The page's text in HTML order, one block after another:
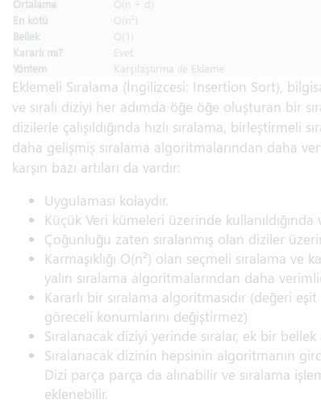
Ortalama
O(n + d)
En kötü
O(n²)
Bellek
O(1)
Kararlı mı?
Evet
Yöntem
Karşılaştırma ile Ekleme
Eklemeli Sıralama (İngilizcesi: Insertion Sort),
ve sıralı diziyi her adımda öğe öğe oluşturan bir
dizilerle çalışıldığında hızlı sıralama, birleştirmeli
daha gelişmiş sıralama algoritmalarından daha
karşın bazı artıları da vardır:
Uygulaması kolaydır.
Küçük Veri kümeleri üzerinde kullanıldığında
Çoğunluğu zaten sıralanmış olan diziler
Karmaşıklığı O(n²) olan seçmeli sıralama ve
yalın sıralama algoritmalarından daha
Kararlı bir sıralama algoritmasıdır (değeri
göreceli konumlarını değiştirmez)
Sıralanacak diziyi yerinde sıralar, ek bir
Sıralanacak dizinin hepsinin algoritmanın
Dizi parça parça da alınabilir ve sıralama
eklenebilir.